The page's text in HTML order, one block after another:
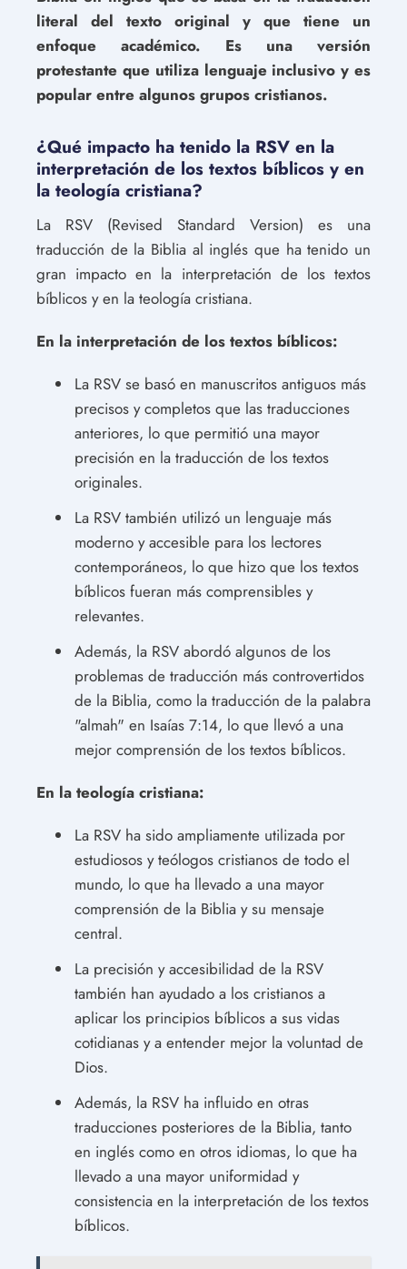
literal del texto original y que tiene un
enfoque académico. Es una versión
protestante que utiliza lenguaje inclusivo y es
popular entre algunos grupos cristianos.
¿Qué impacto ha tenido la RSV en la
interpretación de los textos bíblicos y en
la teología cristiana?
La RSV (Revised Standard Version) es una
traducción de la Biblia al inglés que ha tenido un
gran impacto en la interpretación de los textos
bíblicos y en la teología cristiana.
En la interpretación de los textos bíblicos:
La RSV se basó en manuscritos antiguos más
precisos y completos que las traducciones
anteriores, lo que permitió una mayor
precisión en la traducción de los textos
originales.
La RSV también utilizó un lenguaje más
moderno y accesible para los lectores
contemporáneos, lo que hizo que los textos
bíblicos fueran más comprensibles y
relevantes.
Además, la RSV abordó algunos de los
problemas de traducción más controvertidos
de la Biblia, como la traducción de la palabra
"almah" en Isaías 7:14, lo que llevó a una
mejor comprensión de los textos bíblicos.
En la teología cristiana:
La RSV ha sido ampliamente utilizada por
estudiosos y teólogos cristianos de todo el
mundo, lo que ha llevado a una mayor
comprensión de la Biblia y su mensaje
central.
La precisión y accesibilidad de la RSV
también han ayudado a los cristianos a
aplicar los principios bíblicos a sus vidas
cotidianas y a entender mejor la voluntad de
Dios.
Además, la RSV ha influido en otras
traducciones posteriores de la Biblia, tanto
en inglés como en otros idiomas, lo que ha
llevado a una mayor uniformidad y
consistencia en la interpretación de los textos
bíblicos.